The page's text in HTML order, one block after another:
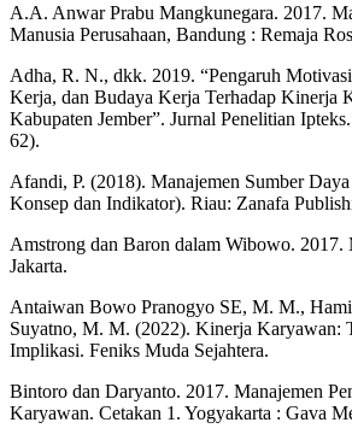
A.A. Anwar Prabu Mangkunegara. 2017.
Manusia Perusahaan, Bandung : Remaja
Adha, R. N., dkk. 2019. “Pengaruh
Kerja, dan Budaya Kerja Terhadap Kinerja
Kabupaten Jember”. Jurnal Penelitian
62).
Afandi, P. (2018). Manajemen Sumber
Konsep dan Indikator). Riau: Zanafa
Amstrong dan Baron dalam Wibowo. 2017.
Jakarta.
Antaiwan Bowo Pranogyo SE, M. M.,
Suyatno, M. M. (2022). Kinerja Karyawan:
Implikasi. Feniks Muda Sejahtera.
Bintoro dan Daryanto. 2017. Manajemen
Karyawan. Cetakan 1. Yogyakarta : Gava